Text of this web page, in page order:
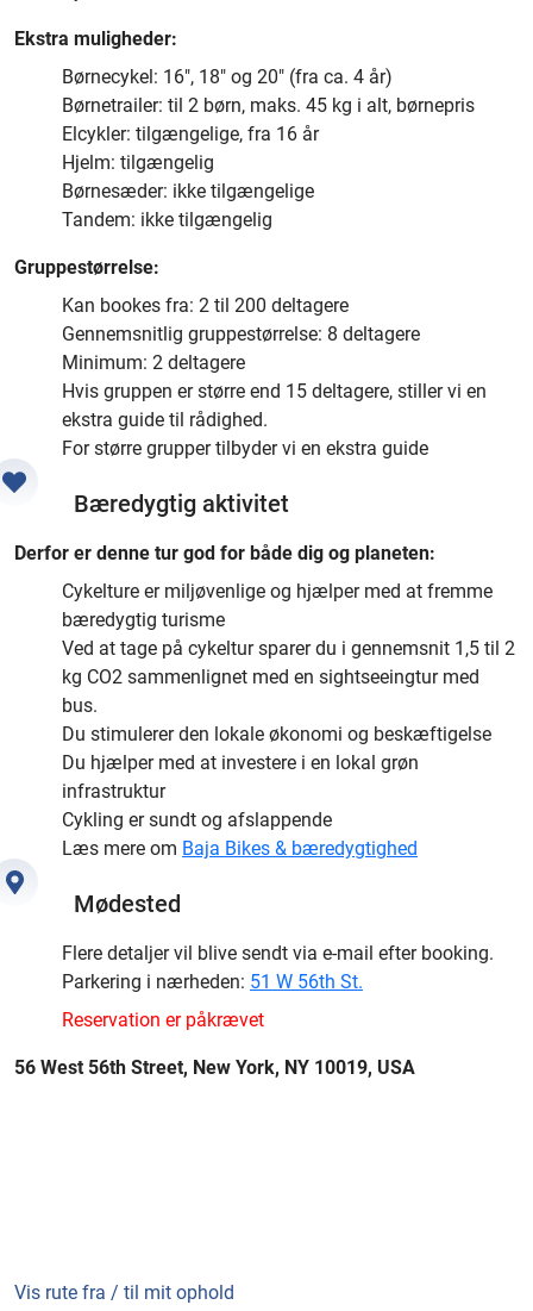
Ekstra muligheder:
Børnecykel: 16″, 18″ og 20″ (fra ca. 4 år)
Børnetrailer: til 2 børn, maks. 45 kg i alt, børnepris
Elcykler: tilgængelige, fra 16 år
Hjelm: tilgængelig
Børnesæder: ikke tilgængelige
Tandem: ikke tilgængelig
Gruppestørrelse:
Kan bookes fra: 2 til 200 deltagere
Gennemsnitlig gruppestørrelse: 8 deltagere
Minimum: 2 deltagere
Hvis gruppen er større end 15 deltagere, stiller vi en
ekstra guide til rådighed.
For større grupper tilbyder vi en ekstra guide
Bæredygtig aktivitet
Derfor er denne tur god for både dig og planeten:
Cykelture er miljøvenlige og hjælper med at fremme
bæredygtig turisme
Ved at tage på cykeltur sparer du i gennemsnit 1,5 til 2
kg CO2 sammenlignet med en sightseeingtur med
bus.
Du stimulerer den lokale økonomi og beskæftigelse
Du hjælper med at investere i en lokal grøn
infrastruktur
Cykling er sundt og afslappende
Læs mere om Baja Bikes & bæredygtighed
Mødested
Flere detaljer vil blive sendt via e-mail efter booking.
Parkering i nærheden: 51 W 56th St.
Reservation er påkrævet
56 West 56th Street, New York, NY 10019, USA
Vis rute fra / til mit ophold